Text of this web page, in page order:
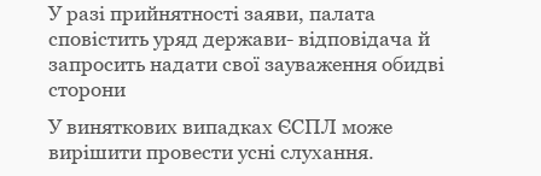
У разі прийнятності заяви, палата
сповістить уряд держави- відповідача й
запросить надати свої зауваження обидві
сторони
У виняткових випадках ЄСПЛ може
вирішити провести усні слухання.